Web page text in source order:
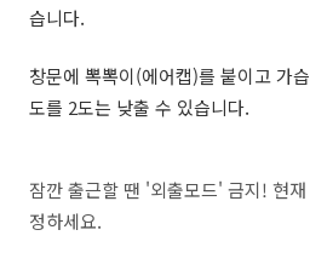
습니다.
창문에 뽁뽁이(에어캡)를 붙이고 가
도를 2도는 낮출 수 있습니다.
잠깐 출근할 땐 '외출모드' 금지! 현
정하세요.